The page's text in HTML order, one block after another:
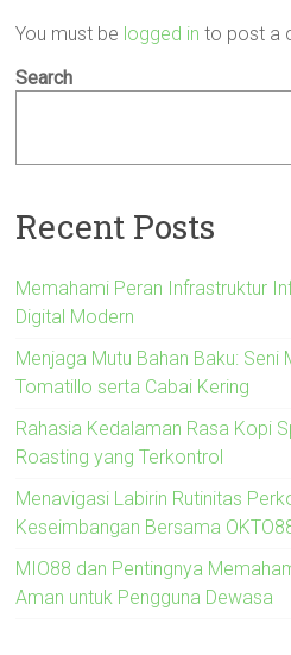
You must be logged in to post a
Search
Recent Posts
Memahami Peran Infrastruktur
Digital Modern
Menjaga Mutu Bahan Baku: Seni
Tomatillo serta Cabai Kering
Rahasia Kedalaman Rasa Kopi
Roasting yang Terkontrol
Menavigasi Labirin Rutinitas
Keseimbangan Bersama
MIO88 dan Pentingnya
Aman untuk Pengguna Dewasa